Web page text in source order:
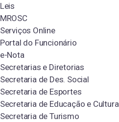
Leis
MROSC
Serviços Online
Portal do Funcionário
e-Nota
Secretarias e Diretorias
Secretaria de Des. Social
Secretaria de Esportes
Secretaria de Educação e Cultura
Secretaria de Turismo